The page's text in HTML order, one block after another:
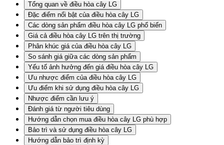
Tổng quan về điều hòa cây LG
Đặc điểm nổi bật của điều hòa cây LG
Các dòng sản phẩm điều hòa cây LG phổ biến
Giá cả điều hòa cây LG trên thị trường
Phân khúc giá của điều hòa cây LG
So sánh giá giữa các dòng sản phẩm
Yếu tố ảnh hưởng đến giá điều hòa cây LG
Ưu nhược điểm của điều hòa cây LG
Ưu điểm khi sử dụng điều hòa cây LG
Nhược điểm cần lưu ý
Đánh giá từ người tiêu dùng
Hướng dẫn chọn mua điều hòa cây LG phù hợp
Bảo trì và sử dụng điều hòa cây LG
Hướng dẫn bảo trì định kỳ